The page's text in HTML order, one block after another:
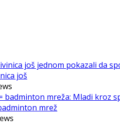
još
mrež